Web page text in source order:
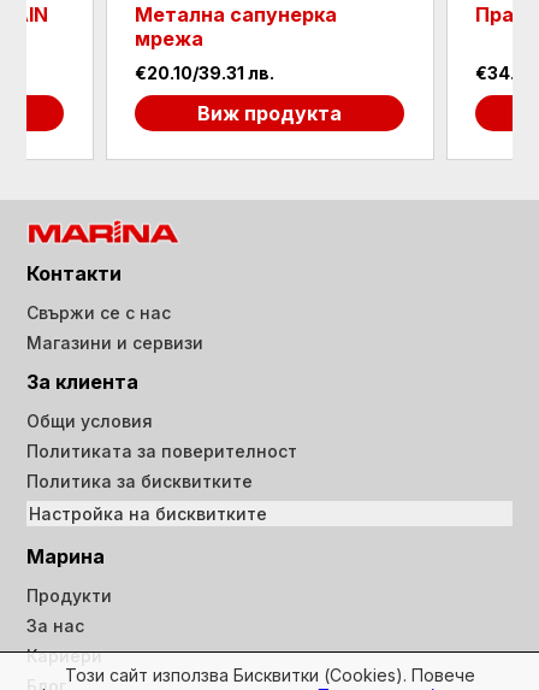
Метална сапунерка
мрежа
€20.10/39.31 лв.
Виж продукта
Контакти
Свържи се с нас
Магазини и сервизи
За клиента
Общи условия
Политиката за поверителност
Политика за бисквитките
Настройка на бисквитките
Марина
Продукти
За нас
Кариери
Блог
Този сайт използва Бисквитки (Cookies). Повече